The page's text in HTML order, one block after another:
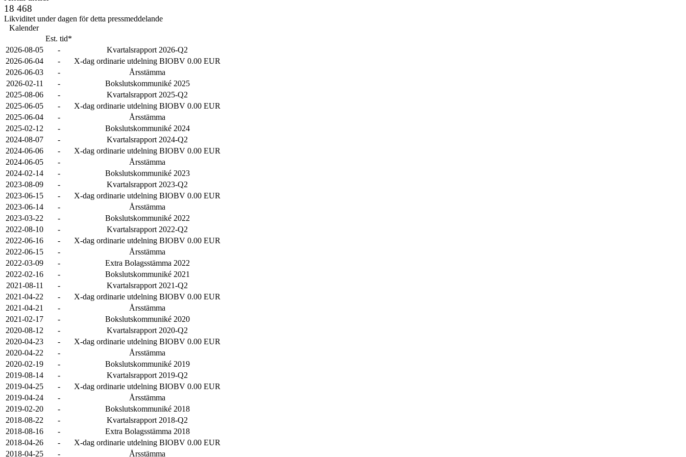
18 468
Likviditet under dagen för detta pressmeddelande
Kalender
Est. tid*
2026-08-05
-
Kvartalsrapport 2026-Q2
2026-06-04
-
X-dag ordinarie utdelning BIOBV 0.00 EUR
2026-06-03
-
Årsstämma
2026-02-11
-
Bokslutskommuniké 2025
2025-08-06
-
Kvartalsrapport 2025-Q2
2025-06-05
-
X-dag ordinarie utdelning BIOBV 0.00 EUR
2025-06-04
-
Årsstämma
2025-02-12
-
Bokslutskommuniké 2024
2024-08-07
-
Kvartalsrapport 2024-Q2
2024-06-06
-
X-dag ordinarie utdelning BIOBV 0.00 EUR
2024-06-05
-
Årsstämma
2024-02-14
-
Bokslutskommuniké 2023
2023-08-09
-
Kvartalsrapport 2023-Q2
2023-06-15
-
X-dag ordinarie utdelning BIOBV 0.00 EUR
2023-06-14
-
Årsstämma
2023-03-22
-
Bokslutskommuniké 2022
2022-08-10
-
Kvartalsrapport 2022-Q2
2022-06-16
-
X-dag ordinarie utdelning BIOBV 0.00 EUR
2022-06-15
-
Årsstämma
2022-03-09
-
Extra Bolagsstämma 2022
2022-02-16
-
Bokslutskommuniké 2021
2021-08-11
-
Kvartalsrapport 2021-Q2
2021-04-22
-
X-dag ordinarie utdelning BIOBV 0.00 EUR
2021-04-21
-
Årsstämma
2021-02-17
-
Bokslutskommuniké 2020
2020-08-12
-
Kvartalsrapport 2020-Q2
2020-04-23
-
X-dag ordinarie utdelning BIOBV 0.00 EUR
2020-04-22
-
Årsstämma
2020-02-19
-
Bokslutskommuniké 2019
2019-08-14
-
Kvartalsrapport 2019-Q2
2019-04-25
-
X-dag ordinarie utdelning BIOBV 0.00 EUR
2019-04-24
-
Årsstämma
2019-02-20
-
Bokslutskommuniké 2018
2018-08-22
-
Kvartalsrapport 2018-Q2
2018-08-16
-
Extra Bolagsstämma 2018
2018-04-26
-
X-dag ordinarie utdelning BIOBV 0.00 EUR
2018-04-25
- Årsstämma